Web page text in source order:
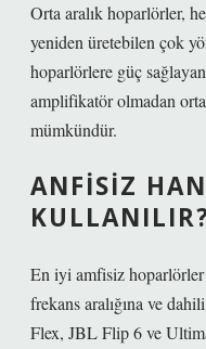
Orta aralık hoparlörler,
yeniden üretebilen çok
hoparlörlere güç
amplifikatör olmadan
mümkündür.
ANFISIZ
En iyi amfisiz
frekans aralığına ve
Flex, JBL Flip 6 ve